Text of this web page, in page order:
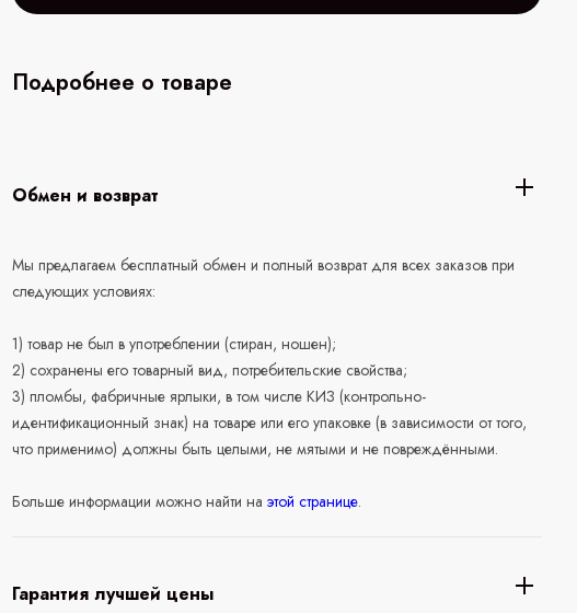
Подробнее о товаре
Обмен и возврат
Мы предлагаем бесплатный обмен и полный возврат для всех заказов при
следующих условиях:
1) товар не был в употреблении (стиран, ношен);
2) сохранены его товарный вид, потребительские свойства;
3) пломбы, фабричные ярлыки, в том числе КИЗ (контрольно-
идентификационный знак) на товаре или его упаковке (в зависимости от того,
что применимо) должны быть целыми, не мятыми и не повреждёнными.
Больше информации можно найти наэтой странице.
Гарантия лучшей цены